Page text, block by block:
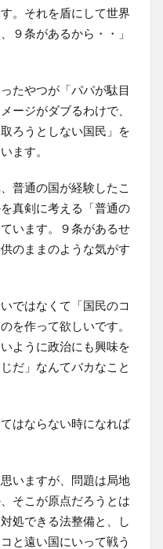
。それを盾にして世界
９条があるから・・」
たやつが「パパが駄目
ージがダブるわけで、
ろうとしない国民」を
ます。
普通の国が経験したこ
真剣に考える「普通の
います。９条があるせ
のままのような気がす
ではなくて「国民のコ
を作って欲しいです。
ように政治にも興味を
だ」なんてバカなこと
はならない時になれば
いますが、問題は局地
そこが原点だろうとは
処できる法整備と、し
と遠い国にいって戦う